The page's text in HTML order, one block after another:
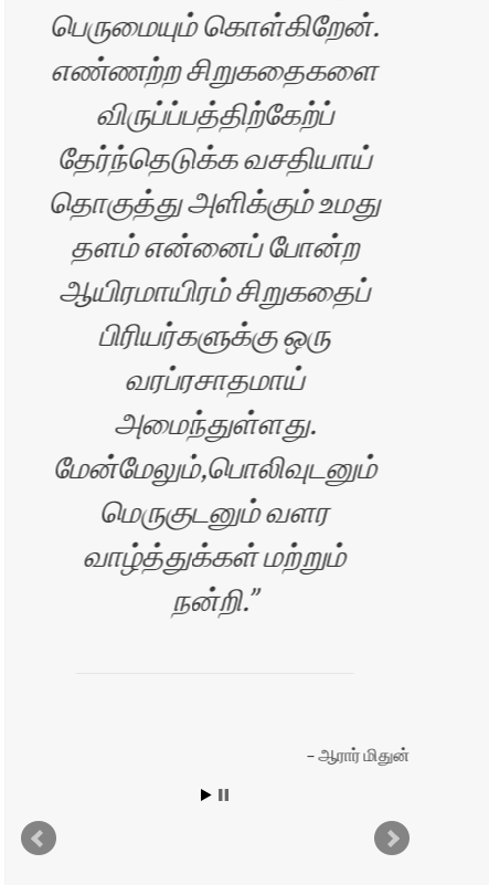
பெருமையும் கொள்கிறேன்.
எண்ணற்ற சிறுகதைகளை
விருப்ப்பத்திற்கேற்ப்
தேர்ந்தெடுக்க வசதியாய்
தொகுத்து அளிக்கும் உமது
தளம் என்னைப் போன்ற
ஆயிரமாயிரம் சிறுகதைப்
பிரியர்களுக்கு ஒரு
வரப்ரசாதமாய்
அமைந்துள்ளது.
மேன்மேலும்,பொலிவுடனும்
மெருகுடனும் வளர
வாழ்த்துக்கள் மற்றும்
நன்றி.
ஆரார் மிதுன்